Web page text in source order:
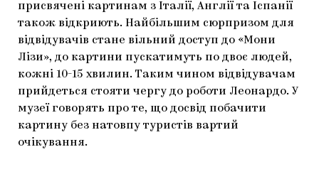
присвячені картинам з Італії, Англії та Іспанії
також відкриють. Найбільшим сюрпризом для
відвідувачів стане вільний доступ до «Мони
Лізи», до картини пускатимуть по двоє людей,
кожні 10-15 хвилин. Таким чином відвідувачам
прийдеться стояти чергу до роботи Леонардо. У
музеї говорять про те, що досвід побачити
картину без натовпу туристів вартий
очікування.